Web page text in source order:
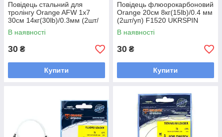
Повідець стальний для
тролінгу Orange AFW 1х7
30см 14кг(30lb)/0.3мм (2шт/
уп) PT3030 UKRSPIN
Spinning Leader Troll
В наявності
30 ₴
Купити
Повідець флюорокарбоновий
Orange 20см 8кг(15lb)/0.4 мм
(2шт/уп) F1520 UKRSPIN
Spinning Fluoro Leader
Sunline
В наявності
30 ₴
Купити